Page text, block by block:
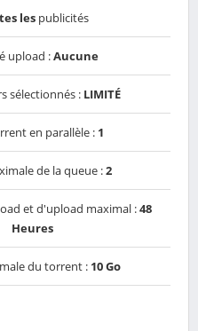
lespublicités
upload :Aucune
sélectionnés : LIMITÉ
en parallèle : 1
de la queue :2
et d'upload maximal :48
Heures
du torrent : 10 Go